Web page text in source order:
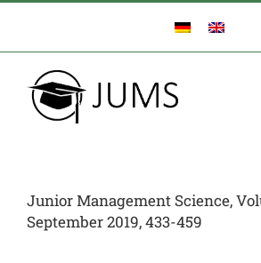
Zum
springen
Junior Management Science,
September 2019, 433-459